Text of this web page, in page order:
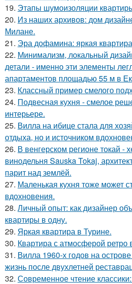
19. Этапы шумоизоляции
20. Из наших архивов: дом
Милане.
21. Эра дофамина: яркая
22. Минимализм, локальный
детали - именно эти элементы
апартаментов площадью 55 м в
23. Классный пример смелого
24. Подвесная кухня - смелое
интерьере.
25. Вилла на ибице стала для
отдыха, но и источником
26. В венгерском регионе токай -
винодельня Sauska Tokaj,
парит над землёй.
27. Маленькая кухня тоже может
вдохновения.
28. Личный опыт: как дизайнер
квартиры в одну.
29. Яркая квартира в Турине.
30. Квартира с атмосферой ретро
31. Вилла 1960-х годов на
жизнь после двухлетней
32. Современное чтение